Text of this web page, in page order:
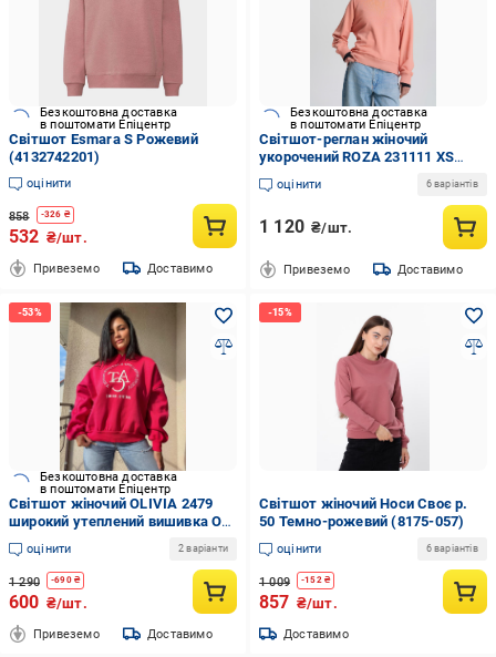
Безкоштовна доставка
в поштомати Епіцентр
Світшот Esmara S Рожевий
(4132742201)
оцінити
858 -326 ₴
532 ₴/шт.
Привеземо Доставимо
Безкоштовна доставка
в поштомати Епіцентр
Світшот-реглан жіночий
укорочений ROZA 231111 XS
Кораловий (4824005718892)
оцінити 6 варіантів
1 120 ₴/шт.
Привеземо Доставимо
Безкоштовна доставка
в поштомати Епіцентр
Світшот жіночий OLIVIA 2479
широкий утеплений вишивка OS
Малиновий (1133)
оцінити 2 варіанти
1 290 -690₴
600 ₴/шт.
Привеземо Доставимо
Світшот жіночий Носи Своє р.
50 Темно-рожевий (8175-057)
оцінити 6 варіантів
1 009 -152₴
857 ₴/шт.
Доставимо